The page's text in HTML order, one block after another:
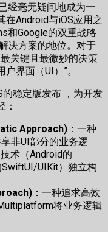
经毫无疑问地成为一
在Android与iOS应用之
和Google的双重战略
决方案的地位。对于
关键且最微妙的决策
界面（UI）”。
稳定版发布 ，为开发
：
Approach) ：一种
非UI部分的业务逻
术（Android的
UIKit）独立构
：一种追求高效
将业务逻辑